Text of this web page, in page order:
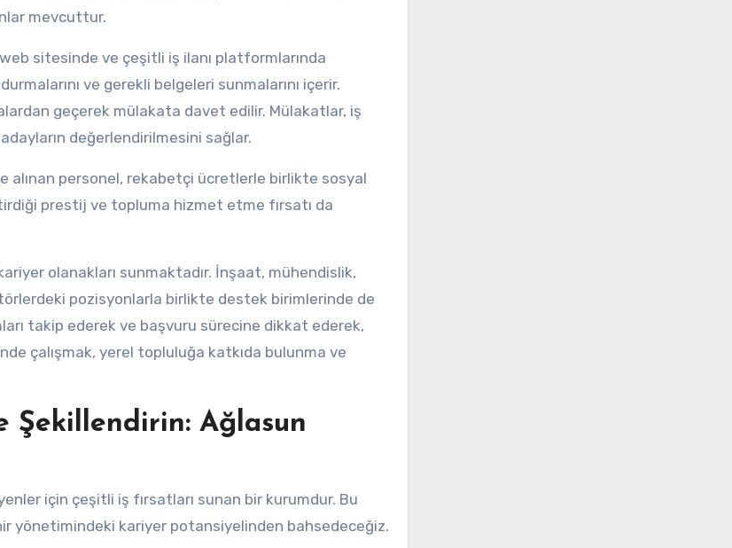
mevcuttur.
sitesinde ve çeşitli iş ilanı platformlarında
ve gerekli belgeleri sunmalarını içerir.
geçerek mülakata davet edilir. Mülakatlar, iş
değerlendirilmesini sağlar.
alınan personel, rekabetçi ücretlerle birlikte sosyal
prestij ve topluma hizmet etme fırsatı da
olanakları sunmaktadır. İnşaat, mühendislik,
pozisyonlarla birlikte destek birimlerinde de
takip ederek ve başvuru sürecine dikkat ederek,
çalışmak, yerel topluluğa katkıda bulunma ve
Şekillendirin: Ağlasun
için çeşitli iş fırsatları sunan bir kurumdur. Bu
yönetimindeki kariyer potansiyelinden bahsedeceğiz.